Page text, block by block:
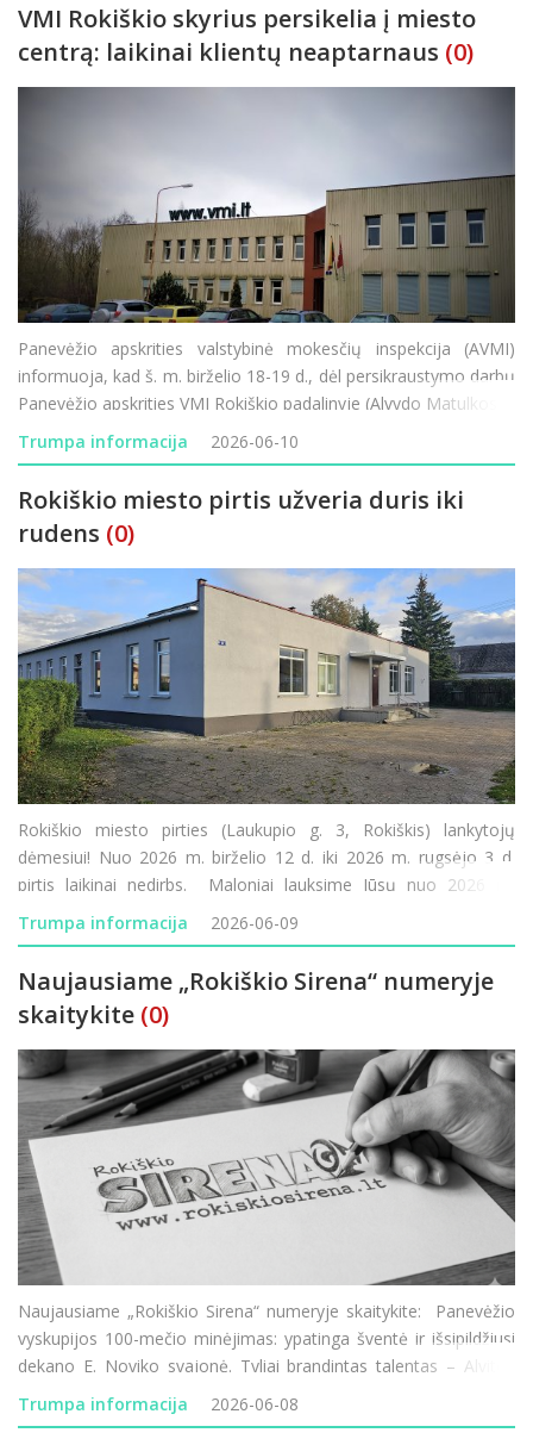
VMI Rokiškio skyrius persikelia į miesto
centrą: laikinai klientų neaptarnaus (0)
Panevėžio apskrities valstybinė mokesčių inspekcija (AVMI)
informuoja, kad š. m. birželio 18-19 d., dėl persikraustymo darbų
Panevėžio apskrities VMI Rokiškio padalinyje (Alvydo Matulkos g.
7, Rokiškis) nebus aptarnaujami klientai. Nuo birželio 22 d.
mokesčių mokėtojai Roki&sca
Trumpa informacija 2026-06-10
Rokiškio miesto pirtis užveria duris iki
rudens (0)
Rokiškio miesto pirties (Laukupio g. 3, Rokiškis) lankytojų
dėmesiui! Nuo 2026 m. birželio 12 d. iki 2026 m. rugsėjo 3 d.
pirtis laikinai nedirbs. Maloniai lauksime Jūsų nuo 2026 m.
rugsėjo 4 d. UAB „Rokiškio komunalininkas“
Trumpa informacija 2026-06-09
Naujausiame „Rokiškio Sirena“ numeryje
skaitykite (0)
Naujausiame „Rokiškio Sirena“ numeryje skaitykite: Panevėžio
vyskupijos 100-mečio minėjimas: ypatinga šventė ir išsipildžiusi
dekano E. Noviko svajonė. Tyliai brandintas talentas – Alvitos
Kesylytės juodai baltų piešinių pasaulis. Bajoruose &n
Trumpa informacija 2026-06-08